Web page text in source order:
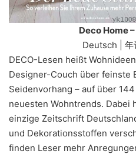
Deco Home
Deutsch | 年
DECO-Lesen heißt
Designer-Couch über feinste
Seidenvorhang – auf über
neuesten Wohntrends. Dabei
einzige Zeitschrift
und Dekorationsstoffen
finden Leser mehr